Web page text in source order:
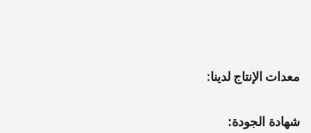
معدات الإنتاج لدينا:
شهادة الجودة: